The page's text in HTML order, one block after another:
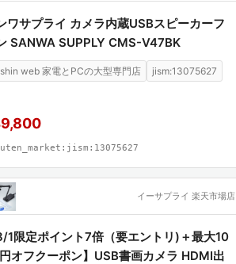
ワサプライ カメラ内蔵USBスピーカーフ
SANWA SUPPLY CMS-V47BK
web 家電とPCの大型専門店 jism:13075627
イーサプライ 楽天市場店
8/1限定ポイント7倍（要エントリ)＋最大10
オフクーポン】USB書画カメラ HDMI出